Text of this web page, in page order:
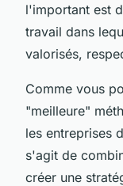
l'important est
travail dans
valorisés,
Comme vous
"meilleure"
les entreprises
s'agit de
créer une